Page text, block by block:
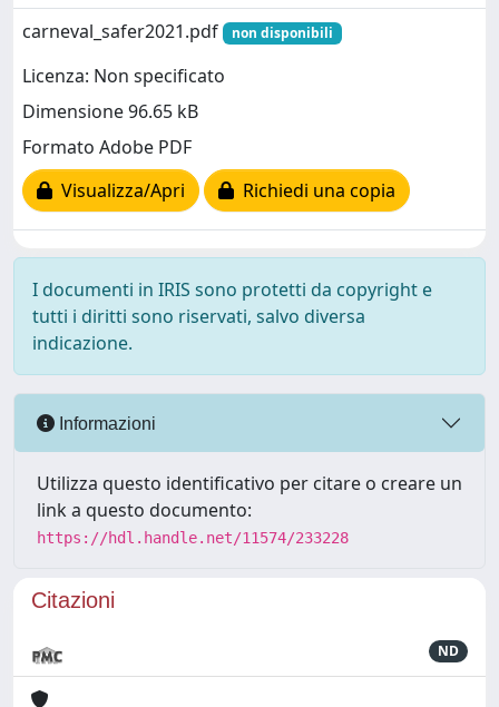
carneval_safer2021.pdf
non disponibili
Licenza: Non specificato
Dimensione 96.65 kB
Formato Adobe PDF
Visualizza/Apri
Richiedi una copia
I documenti in IRIS sono protetti da copyright e
tutti i diritti sono riservati, salvo diversa
indicazione.
Informazioni
Utilizza questo identificativo per citare o creare un
link a questo documento:
https://hdl.handle.net/11574/233228
Citazioni
ND